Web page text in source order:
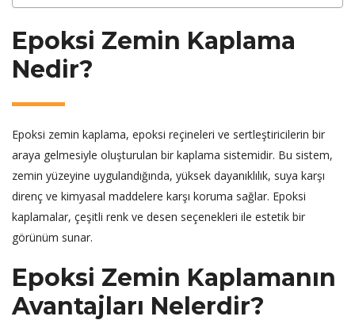
Epoksi Zemin Kaplama
Nedir?
Epoksi zemin kaplama, epoksi reçineleri ve sertleştiricilerin bir
araya gelmesiyle oluşturulan bir kaplama sistemidir. Bu sistem,
zemin yüzeyine uygulandığında, yüksek dayanıklılık, suya karşı
direnç ve kimyasal maddelere karşı koruma sağlar. Epoksi
kaplamalar, çeşitli renk ve desen seçenekleri ile estetik bir
görünüm sunar.
Epoksi Zemin Kaplamanın
Avantajları Nelerdir?